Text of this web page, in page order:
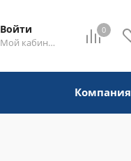
0
Войти
Мой кабинет
Компания